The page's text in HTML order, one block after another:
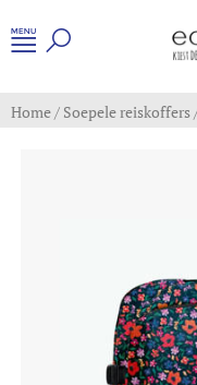
Home/ Soepele reiskoffers